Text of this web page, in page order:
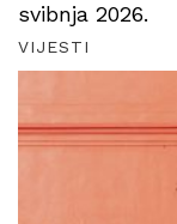
svibnja 2026.
VIJESTI